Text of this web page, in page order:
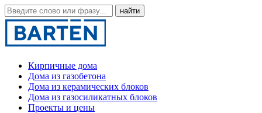
Кирпичные дома
Дома из газобетона
Дома из керамических блоков
Дома из газосиликатных блоков
Проекты и цены